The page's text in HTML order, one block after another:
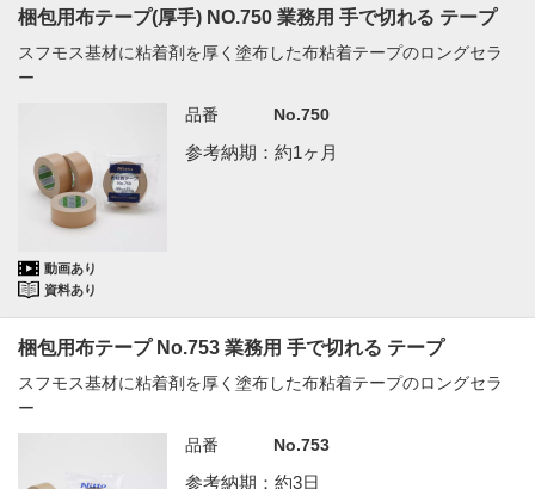
梱包用布テープ(厚手) NO.750 業務用 手で切れる テープ
スフモス基材に粘着剤を厚く塗布した布粘着テープのロングセラ
ー
動画あり
資料あり
品番 No.750
参考納期：約1ヶ月
梱包用布テープ No.753 業務用 手で切れる テープ
スフモス基材に粘着剤を厚く塗布した布粘着テープのロングセラ
ー
品番 No.753
参考納期：約3日